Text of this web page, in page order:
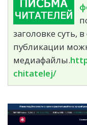
заголовке суть,
публикации
медиафайлы.
chitatelej/